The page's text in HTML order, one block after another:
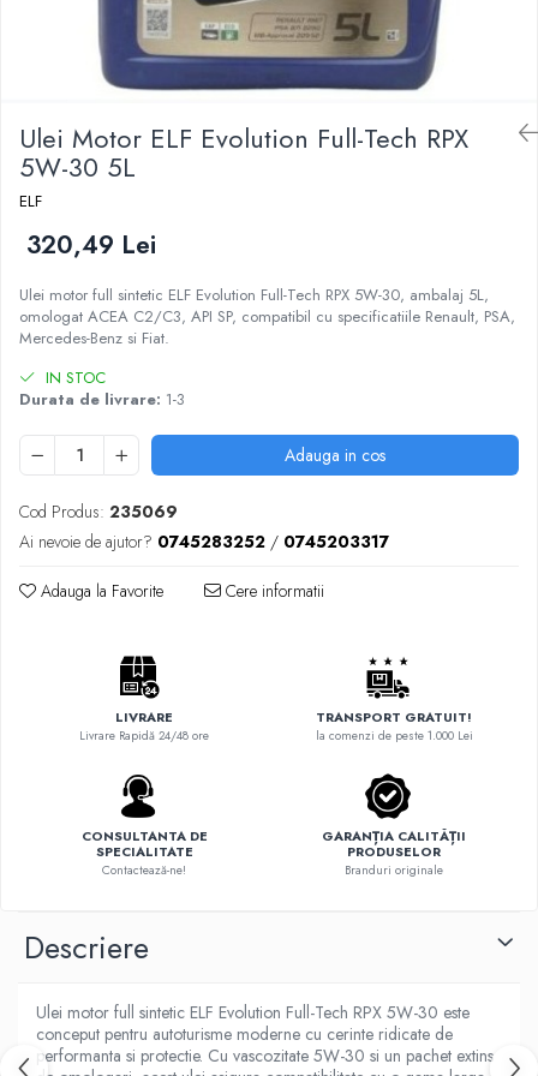
Ulei Motor ELF Evolution Full-Tech RPX
5W-30 5L
ELF
320,49 Lei
Ulei motor full sintetic ELF Evolution Full-Tech RPX 5W-30, ambalaj 5L,
omologat ACEA C2/C3, API SP, compatibil cu specificatiile Renault, PSA,
Mercedes-Benz si Fiat.
IN STOC
Durata de livrare: 1-3
Adauga in cos
Cod Produs: 235069
Ai nevoie de ajutor? 0745283252 / 0745203317
Adauga la Favorite Cere informatii
LIVRARE
Livrare Rapidă 24/48 ore
TRANSPORT GRATUIT!
la comenzi de peste 1.000 Lei
CONSULTANTA DE
SPECIALITATE
Contactează-ne!
GARANȚIA CALITĂȚII
PRODUSELOR
Branduri originale
Descriere
Ulei motor full sintetic ELF Evolution Full-Tech RPX 5W-30 este
conceput pentru autoturisme moderne cu cerinte ridicate de
performanta si protectie. Cu vascozitate 5W-30 si un pachet extins